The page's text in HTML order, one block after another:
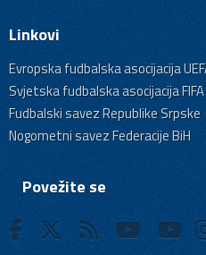
Linkovi
Evropska fudbalska asocijacija
Svjetska fudbalska asocijacija FIFA
Fudbalski savez Republike Srpske
Nogometni savez Federacije BiH
Povežite se